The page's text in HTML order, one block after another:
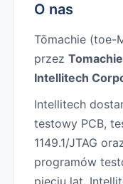
O nas
Tōmachie (toe-
przez
Intellitech
Intellitech
testowy PCB,
1149.1/JTAG
programów
pięciu lat.